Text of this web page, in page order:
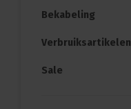
Bekabeling
Verbruiksartikelen
Sale